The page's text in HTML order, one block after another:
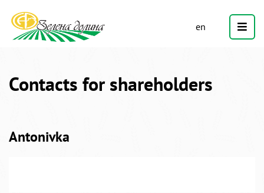
en
Contacts for shareholders
Antonivka